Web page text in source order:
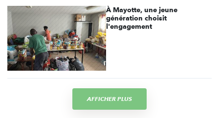
À Mayotte, une jeune
génération choisit
l'engagement
AFFICHER PLUS